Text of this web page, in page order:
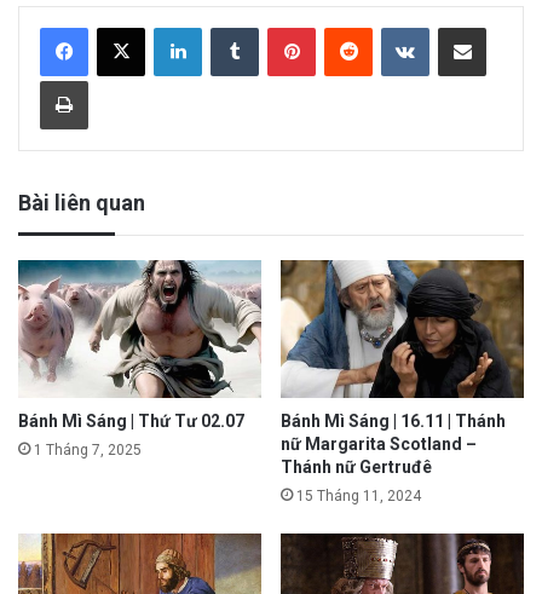
Bài liên quan
Bánh Mì Sáng | Thứ Tư 02.07
1 Tháng 7, 2025
Bánh Mì Sáng | 16.11 | Thánh
nữ Margarita Scotland –
Thánh nữ Gertruđê
15 Tháng 11, 2024